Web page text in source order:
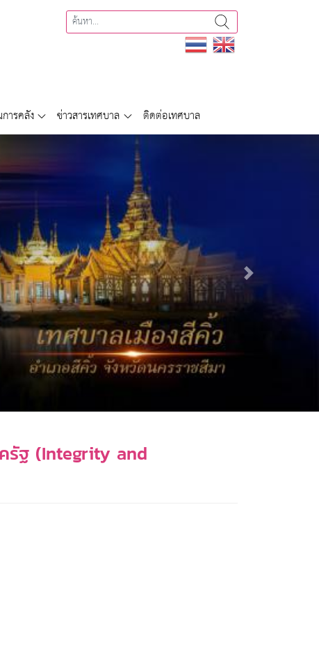
ารคลัง ข่าวสารเทศบาล ติดต่อเทศบาล
Next
ครัฐ (Integrity and